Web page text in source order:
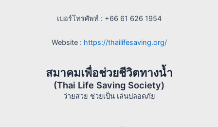
เบอร์โทรศัพท์ : +66 61 626 1954
Website : https://thailifesaving.org/
สมาคมเพื่อช่วยชีวิตทางน้ำ
(Thai Life Saving Society)
ว่ายสวย ช่วยเป็น เล่นปลอดภัย